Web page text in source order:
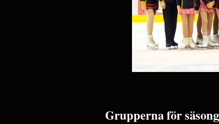
Grupperna för